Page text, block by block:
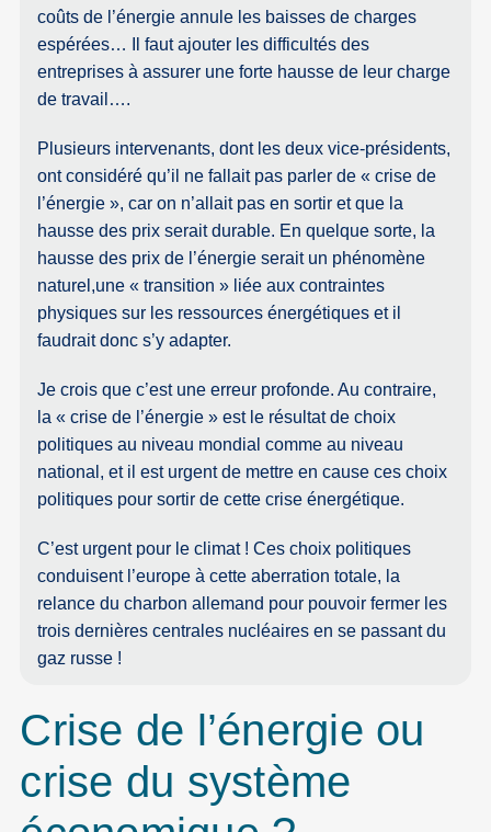
coûts de l’énergie annule les baisses de charges
espérées… Il faut ajouter les difficultés des
entreprises à assurer une forte hausse de leur charge
de travail….
Plusieurs intervenants, dont les deux vice-présidents,
ont considéré qu’il ne fallait pas parler de « crise de
l’énergie », car on n’allait pas en sortir et que la
hausse des prix serait durable. En quelque sorte, la
hausse des prix de l’énergie serait un phénomène
naturel,une « transition » liée aux contraintes
physiques sur les ressources énergétiques et il
faudrait donc s’y adapter.
Je crois que c’est une erreur profonde. Au contraire,
la « crise de l’énergie » est le résultat de choix
politiques au niveau mondial comme au niveau
national, et il est urgent de mettre en cause ces choix
politiques pour sortir de cette crise énergétique.
C’est urgent pour le climat ! Ces choix politiques
conduisent l’europe à cette aberration totale, la
relance du charbon allemand pour pouvoir fermer les
trois dernières centrales nucléaires en se passant du
gaz russe !
Crise de l’énergie ou
crise du système